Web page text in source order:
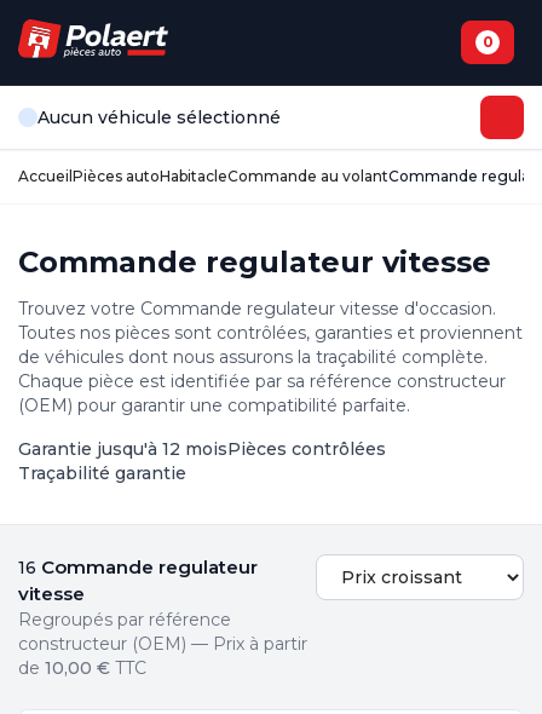
0
Aucun véhicule sélectionné
Accueil Pièces autoHabitacleCommande au volantCommande
Commande regulateur vitesse
Trouvez votre Commande regulateur vitesse d'occasion.
Toutes nos pièces sont contrôlées, garanties et proviennent
de véhicules dont nous assurons la traçabilité complète.
Chaque pièce est identifiée par sa référence constructeur
(OEM) pour garantir une compatibilité parfaite.
Garantie jusqu'à 12 moisPièces contrôlées
Traçabilité garantie
16 Commande regulateur
vitesse
Regroupés par référence
constructeur (OEM) — Prix à partir
de 10,00 € TTC